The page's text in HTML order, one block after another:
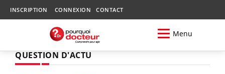
INSCRIPTION CONNEXION CONTACT
Menu
QUESTION D'ACTU